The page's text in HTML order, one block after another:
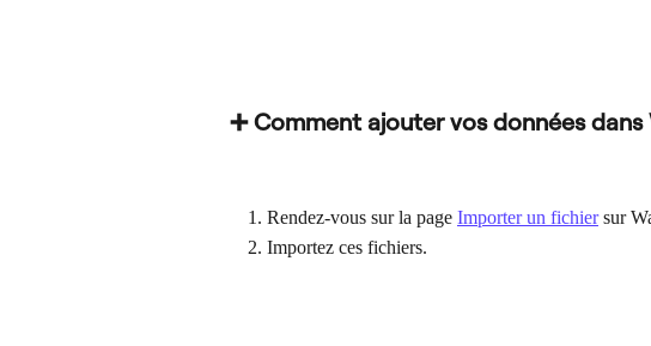
➕ Comment ajouter vos données
Rendez-vous sur la page Importer un fichier sur
Importez ces fichiers.